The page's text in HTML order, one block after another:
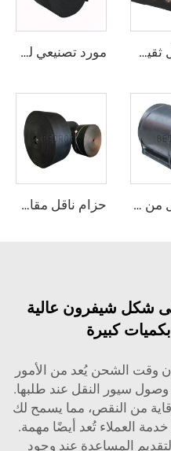
حزام ناقل ثقيل الوزن مزود بحبل فولاذي لنقل مواد الأسمنت والحجر الجيري السائبة لمسافات طويلة مورد تصنيعي لحزام ناقل مطاطي متين من أسلاك فولاذية، للصناعات التعدينية
حزام ناقل من نوع NN عالي الجودة، حزام ناقل حسب الطلب (OEM) قابل للتخصيص حزام ناقل مقاوم للهب من نوع EP، حزam ناقل مقاوم للحريق لمناجم الفحم ومحطات التصنيع
شكل شيفرون عالية
كبيرة
وقت الشحن يُعد من الأمور
سيور النقل عند طلبها.
من النقص، مما يسمح لك
العملاء تُعد أيضًا مهمة.
المساعدة عند وجود